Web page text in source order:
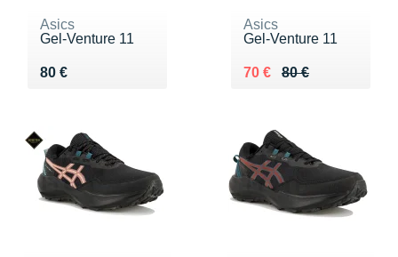
Asics
Gel-Venture 11
80 €
Vendu 80 €
Asics
Gel-Venture 11
80 €
Au lieu de 80 €
70 €
Vendu 70 €